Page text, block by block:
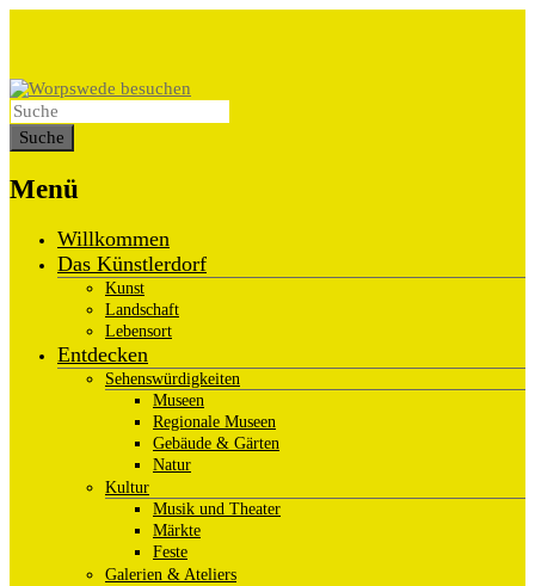
Menü
Willkommen
Das Künstlerdorf
Kunst
Landschaft
Lebensort
Entdecken
Sehenswürdigkeiten
Museen
Regionale Museen
Gebäude & Gärten
Natur
Kultur
Musik und Theater
Märkte
Feste
Galerien & Ateliers